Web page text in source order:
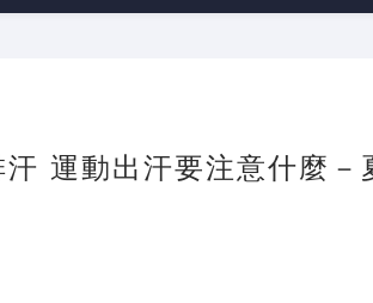
運動出汗要注意什麼